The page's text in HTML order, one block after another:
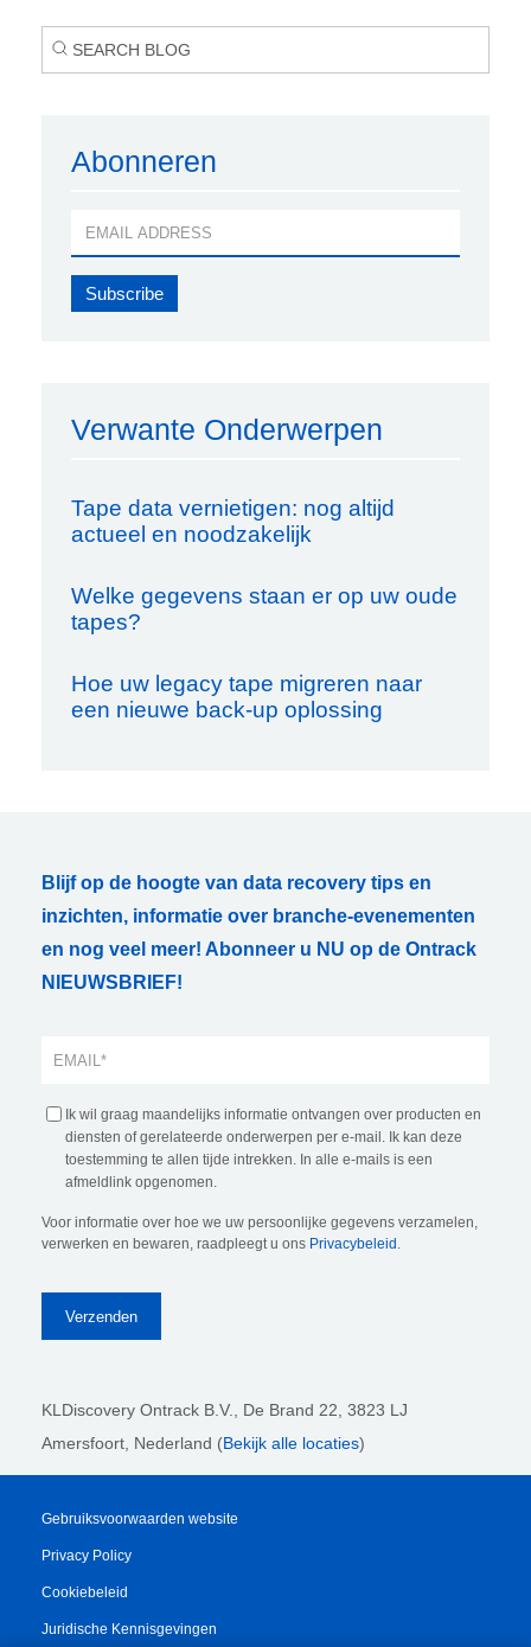
Abonneren
Verwante Onderwerpen
Tape data vernietigen: nog altijd
actueel en noodzakelijk
Welke gegevens staan er op uw oude
tapes?
Hoe uw legacy tape migreren naar
een nieuwe back-up oplossing
Blijf op de hoogte van data recovery tips en
inzichten, informatie over branche-evenementen
en nog veel meer! Abonneer u NU op de Ontrack
NIEUWSBRIEF!
Ik wil graag maandelijks informatie ontvangen over producten en
diensten of gerelateerde onderwerpen per e-mail. Ik kan deze
toestemming te allen tijde intrekken. In alle e-mails is een
afmeldlink opgenomen.
Voor informatie over hoe we uw persoonlijke gegevens verzamelen,
verwerken en bewaren, raadpleegt u ons Privacybeleid .
KLDiscovery Ontrack B.V., De Brand 22, 3823 LJ
Amersfoort, Nederland (Bekijk alle locaties)
Gebruiksvoorwaarden website
Privacy Policy
Cookiebeleid
Juridische Kennisgevingen